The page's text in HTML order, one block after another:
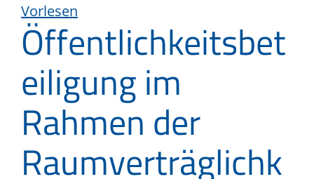
Vorlesen
Öffentlichkeitsbet
eiligung im
Rahmen der
Raumverträglichk